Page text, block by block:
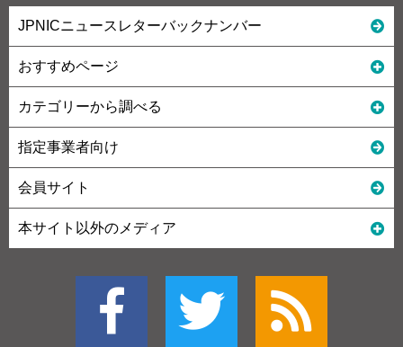
JPNICニュースレターバックナンバー
おすすめページ
カテゴリーから調べる
指定事業者向け
会員サイト
本サイト以外のメディア